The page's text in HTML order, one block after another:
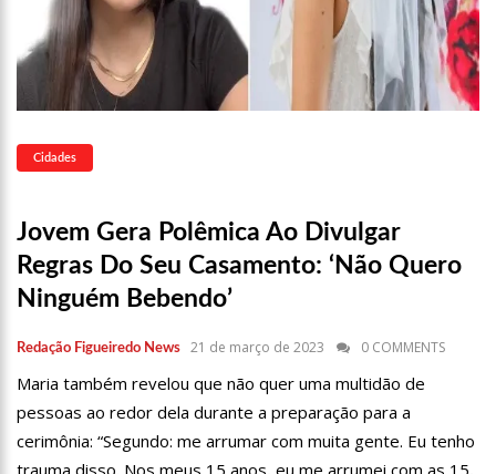
12:11
Aluno tenta furar colega em sala de aula na zona leste de
Manaus
15:36 PF apreende carros de luxo de empresa do Faraó dos
Bitcoins
15:31 Fátima Bernardes relembra reação dos filhos com
15:14 Anúncio da OMS ainda não significa o fim da pandemia de
sucesso do Programa Afluentes e enaltece papel do líder
14:34 Programa Ronda Escolar da Prefeitura de Manaus ganha
reforço com novas viaturas
12:02 AAM conquista aumento no rateio do MAC para os municípios
11:20
Sonia Abrão é criticada nas redes sociais após ‘Linha Direta’
recordar assassinato de Eloá
10:55 Lula chega a Londres para coroação do Rei Charles III
Polícia prende suspeito de matar motorista que se recusou a
Cidades
Jovem Gera Polêmica Ao Divulgar
Regras Do Seu Casamento: ‘Não Quero
Ninguém Bebendo’
Redação Figueiredo News 21 de março de 2023 0 COMMENTS
Maria também revelou que não quer uma multidão de
pessoas ao redor dela durante a preparação para a
cerimônia: “Segundo: me arrumar com muita gente. Eu tenho
trauma disso. Nos meus 15 anos, eu me arrumei com as 15,